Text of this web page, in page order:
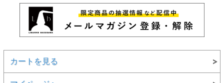
カートを見る